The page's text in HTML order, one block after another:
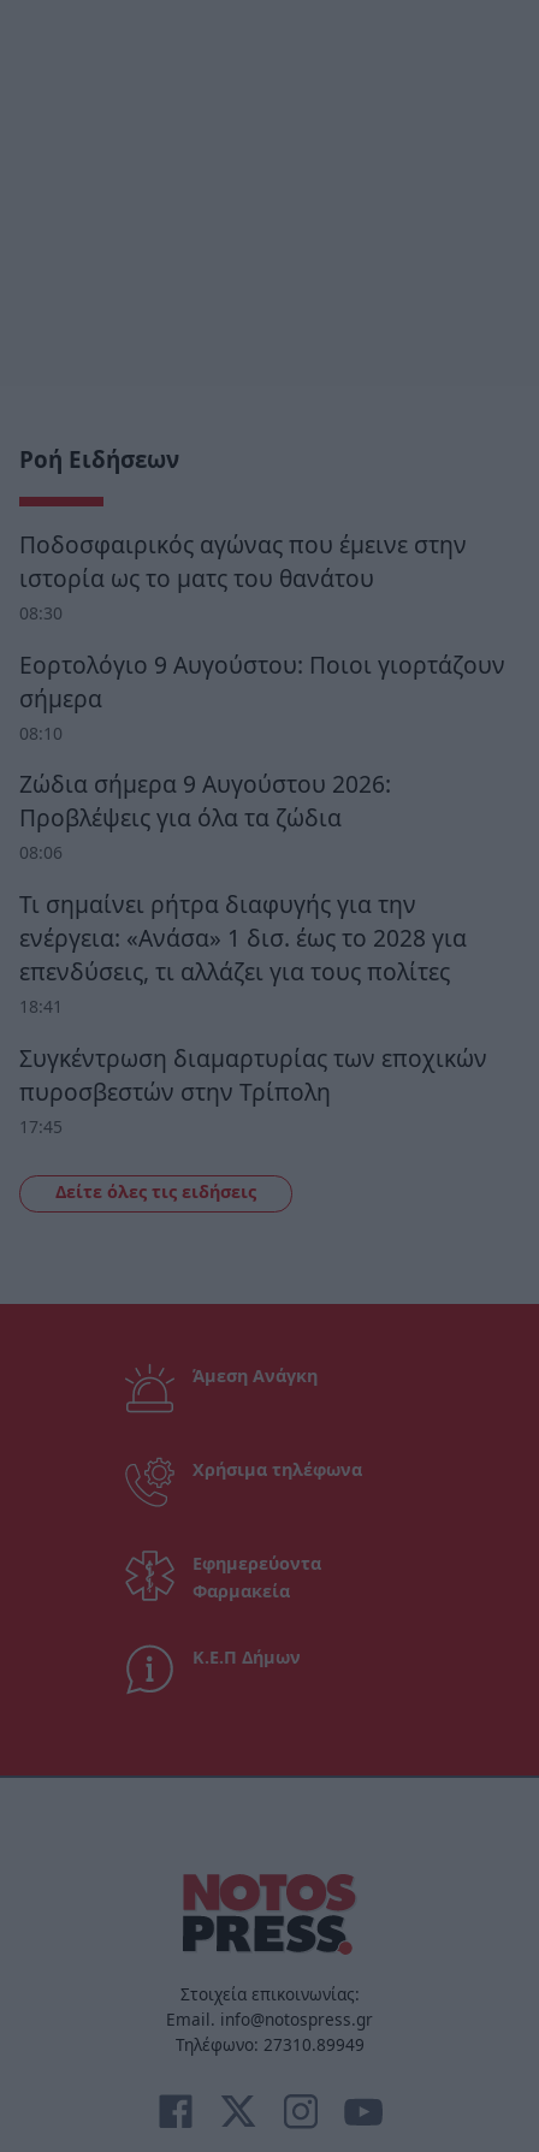
Ροή Ειδήσεων
Ποδοσφαιρικός αγώνας που έμεινε στην
ιστορία ως το ματς του θανάτου
08:30
Εορτολόγιο 9 Αυγούστου: Ποιοι γιορτάζουν
σήμερα
08:10
Ζώδια σήμερα 9 Αυγούστου 2026:
Προβλέψεις για όλα τα ζώδια
08:06
Τι σημαίνει ρήτρα διαφυγής για την
ενέργεια: «Ανάσα» 1 δισ. έως το 2028 για
επενδύσεις, τι αλλάζει για τους πολίτες
18:41
Συγκέντρωση διαμαρτυρίας των εποχικών
πυροσβεστών στην Τρίπολη
17:45
Δείτε όλες τις ειδήσεις
Άμεση Ανάγκη
Χρήσιμα τηλέφωνα
Εφημερεύοντα
Φαρμακεία
Κ.Ε.Π Δήμων
Στοιχεία επικοινωνίας:
Email. info@notospress.gr
Τηλέφωνο: 27310.89949